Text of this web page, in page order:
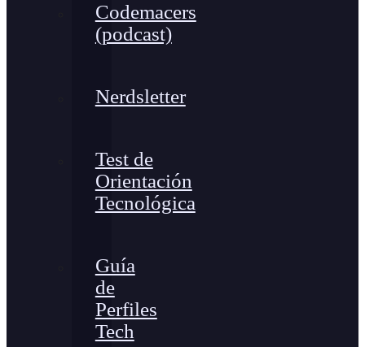
Codemacers
(podcast)
Nerdsletter
Test de
Orientación
Tecnológica
Guía
de
Perfiles
Tech